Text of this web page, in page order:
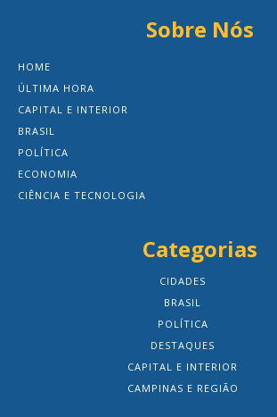
Sobre Nós
HOME
ÚLTIMA HORA
CAPITAL E INTERIOR
BRASIL
POLÍTICA
ECONOMIA
CIÊNCIA E TECNOLOGIA
Categorias
CIDADES
BRASIL
POLÍTICA
DESTAQUES
CAPITAL E INTERIOR
CAMPINAS E REGIÃO